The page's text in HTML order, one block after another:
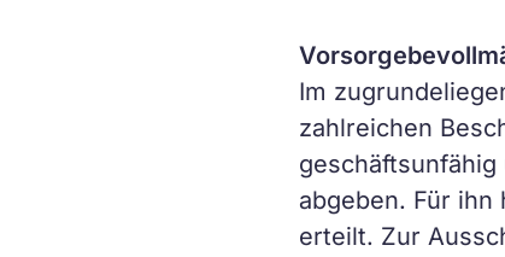
Im
zahlreichen
abgeben. Für
erteilt. Zur